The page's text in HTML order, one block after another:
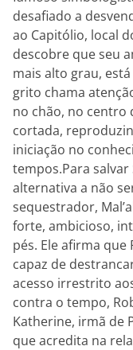
desafiado a
ao Capitólio, local
descobre que seu
mais alto grau,
grito chama
no chão, no centro
cortada,
iniciação no
tempos.Para
alternativa a não
sequestrador,
forte, ambicioso,
pés. Ele afirma
capaz de
acesso irrestrito
contra o tempo,
Katherine, irmã de
que acredita na